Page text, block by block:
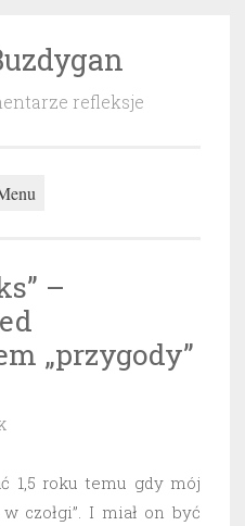
refleksje
–
„przygody”
1,5 roku temu gdy mój
czołgi”. I miał on być